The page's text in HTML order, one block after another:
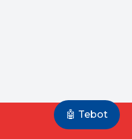
🤖 Tebot